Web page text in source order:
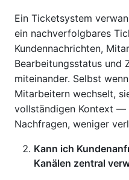
Ein Ticketsystem
ein nachverfolgbares
Kundennachrichten,
Bearbeitungsstatus und
miteinander. Selbst
Mitarbeitern wechselt,
vollständigen Kontext —
Nachfragen, weniger
Kann ich
Kanälen zentral